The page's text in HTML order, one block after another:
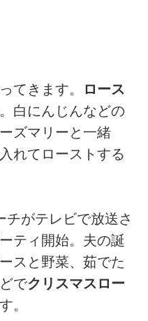
てきます。
ロース
白にんじんなどの
ズマリーと一緒
れてローストする
がテレビで放送さ
ティ開始。夫の誕
スと野菜、茹でた
でクリスマスロー
。